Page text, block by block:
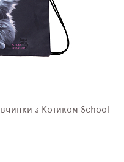
з Котиком School